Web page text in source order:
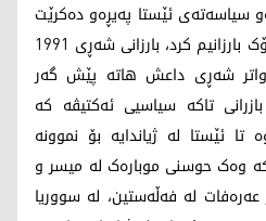
سیاسەتەی ئێستا پەیڕەو دەکرێت
زۆر دروستە. باسی بەڕێز سەرۆک بارزانیم کرد، بارزانی شەڕی 1991
بینی دواتر شەڕی داعش هاتە پێش گەر
تاکە سیاسیی ئەکتیڤە کە
تا ئێستا لە ژیاندایە بۆ نموونە
وەک حوسنی موبارەک لە میسر و
لە فەڵەستین، لە سووریا